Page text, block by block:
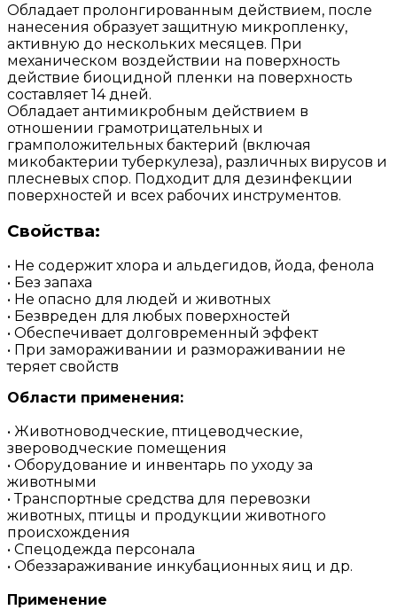
Обладает пролонгированным действием, после
нанесения образует защитную микропленку,
активную до нескольких месяцев. При
механическом воздействии на поверхность
действие биоцидной пленки на поверхность
составляет 14 дней.
Обладает антимикробным действием в
отношении грамотрицательных и
грамположительных бактерий (включая
микобактерии туберкулеза), различных вирусов и
плесневых спор. Подходит для дезинфекции
поверхностей и всех рабочих инструментов.
Свойства:
• Не содержит хлора и альдегидов, йода, фенола
• Без запаха
• Не опасно для людей и животных
• Безвреден для любых поверхностей
• Обеспечивает долговременный эффект
• При замораживании и размораживании не
теряет свойств
Области применения:
• Животноводческие, птицеводческие,
звероводческие помещения
• Оборудование и инвентарь по уходу за
животными
• Транспортные средства для перевозки
животных, птицы и продукции животного
происхождения
• Спецодежда персонала
• Обеззараживание инкубационных яиц и др.
Применение